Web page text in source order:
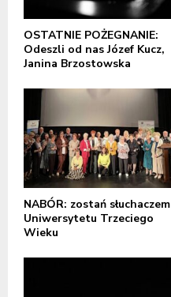
OSTATNIE POŻEGNANIE:
Odeszli od nas Józef Kucz,
Janina Brzostowska
NABÓR: zostań słuchaczem
Uniwersytetu Trzeciego
Wieku